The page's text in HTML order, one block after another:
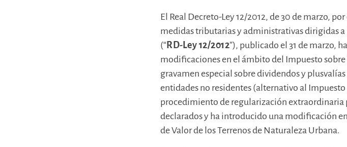
El Real Decreto-Ley 12/2012, de 30 de marzo,
medidas tributarias y administrativas dirigidas
(“ RD-Ley 12/2012”), publicado el 31 de marzo,
modificaciones en el ámbito del Impuesto sobre
gravamen especial sobre dividendos y
entidades no residentes (alternativo al
procedimiento de regularización extraordinaria
declarados y ha introducido una modificación
de Valor de los Terrenos de Naturaleza Urbana.